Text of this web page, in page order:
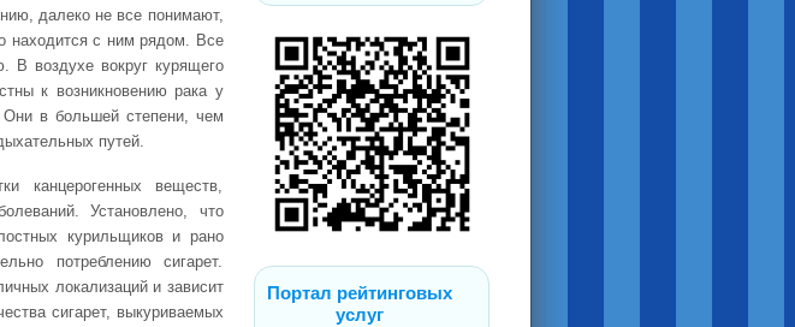
Портал рейтинговых
услуг
далеко не все понимают,
находится с ним рядом. Все
В воздухе вокруг курящего
к возникновению рака у
Они в большей степени, чем
путей.
канцерогенных веществ,
Установлено, что
курильщиков и рано
потреблению сигарет.
локализаций и зависит
сигарет, выкуриваемых